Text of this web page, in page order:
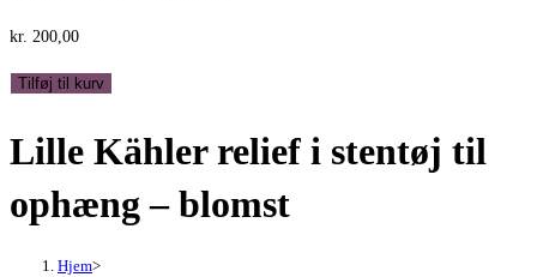
kr. 200,00
Lille
relief
stentøj
ophæng
Tilføj til kurv
Lille Kähler relief i stentøj til
ophæng – blomst
Hjem>